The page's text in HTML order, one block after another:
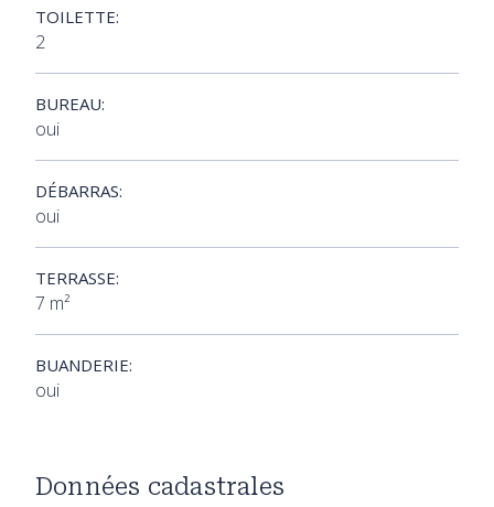
TOILETTE:
2
BUREAU:
oui
DÉBARRAS:
oui
TERRASSE:
7 m²
BUANDERIE:
oui
Données cadastrales